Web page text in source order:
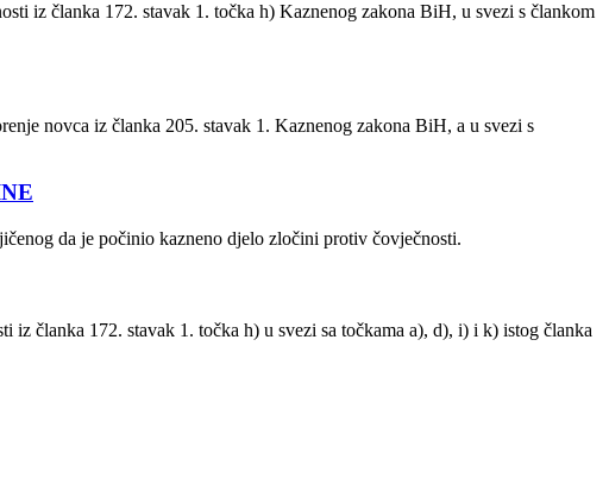
iz članka 172. stavak 1. točka h) Kaznenog zakona BiH, u svezi s člankom
novca iz članka 205. stavak 1. Kaznenog zakona BiH, a u svezi s
da je počinio kazneno djelo zločini protiv čovječnosti.
članka 172. stavak 1. točka h) u svezi sa točkama a), d), i) i k) istog članka